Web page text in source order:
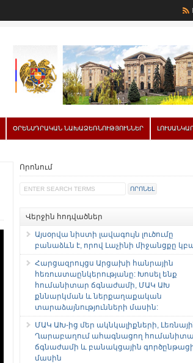
ՕՐԵՆՍԴՐԱԿԱՆ ՆԱԽԱՁԵՌՆՈՒԹՅՈՒՆՆԵՐ
Որոնում
Վերջին հոդվածներ
Այսօրվա նիստի լավագույն լուծումը
բանաձևն է, որով Լաչինի միջանցքը
Հարցազրույցս Արցախի հանրային
հեռուստաընկերությանը: Խոսել ենք
հումանիտար ճգնաժամի, ՄԱԿ ԱԽ
քննարկման և ներքաղաքական
տարաձայնությունների մասին:
ՄԱԿ ԱԽ-ից մեր ակնկալիքների,
Ղարաբաղում ահագնացող
ճգնաժամի և բանակցային
մասին